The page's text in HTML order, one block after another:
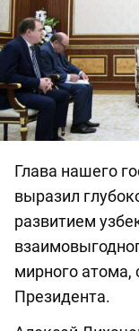
Глава нашего
выразил
развитием
мирного атома,
Президента.